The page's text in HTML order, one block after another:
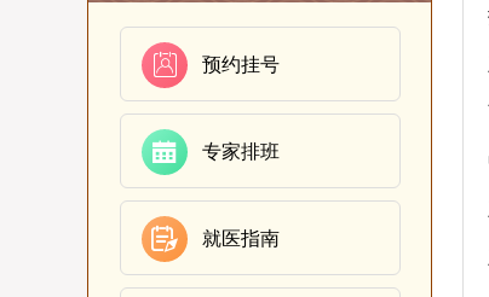
 预约挂号
 专家排班
 就医指南